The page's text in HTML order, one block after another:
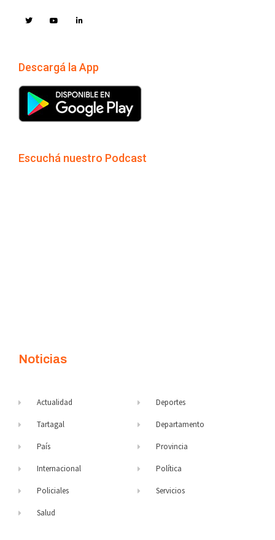
Descargá la App
Escuchá nuestro Podcast
Noticias
Actualidad
Tartagal
País
Internacional
Policiales
Salud
Deportes
Departamento
Provincia
Política
Servicios